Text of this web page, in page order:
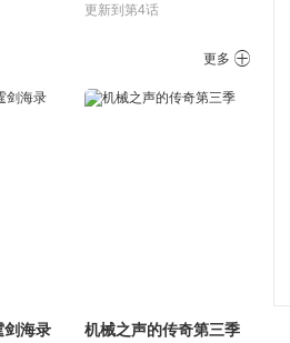
更新到第4话
更多 
剑海录 机械之声的传奇第三季